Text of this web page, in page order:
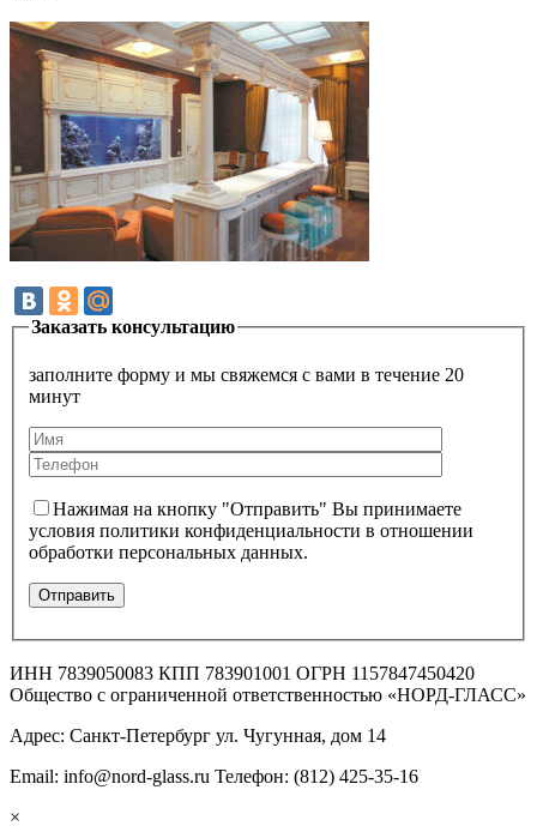
Заказать консультацию
заполните форму и мы свяжемся с вами в течение 20
минут
Нажимая на кнопку "Отправить" Вы принимаете
условия политики конфиденциальности в отношении
обработки персональных данных.
ИНН 7839050083 КПП 783901001 ОГРН 1157847450420
Общество с ограниченной ответственностью «НОРД-ГЛАСС»
Адрес: Санкт-Петербург ул. Чугунная, дом 14
Email: info@nord-glass.ru Телефон: (812) 425-35-16
×